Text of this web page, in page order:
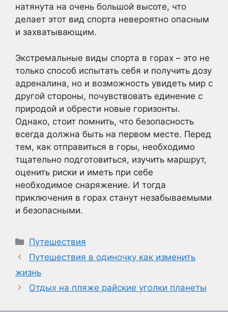
натянута на очень большой высоте, что
делает этот вид спорта невероятно опасным
и захватывающим.
Экстремальные виды спорта в горах – это не
только способ испытать себя и получить дозу
адреналина, но и возможность увидеть мир с
другой стороны, почувствовать единение с
природой и обрести новые горизонты.
Однако, стоит помнить, что безопасность
всегда должна быть на первом месте. Перед
тем, как отправиться в горы, необходимо
тщательно подготовиться, изучить маршрут,
оценить риски и иметь при себе
необходимое снаряжение. И тогда
приключения в горах станут незабываемыми
и безопасными.
Рубрики
Путешествия
Путешествия в одиночку как изменить
жизнь
Отдых на пляже райские уголки планеты